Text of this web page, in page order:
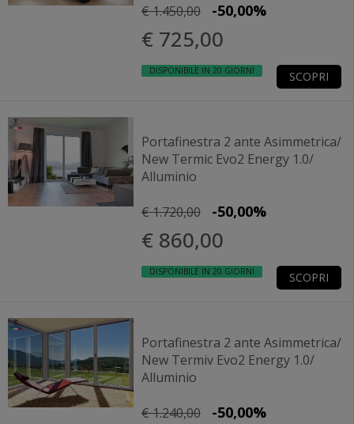
€ 1.450,00 -50,00%
€ 725,00
DISPONIBILE IN 20 GIORNI SCOPRI
Portafinestra 2 ante Asimmetrica/
New Termic Evo2 Energy 1.0/
Alluminio
€ 1.720,00 -50,00%
€ 860,00
DISPONIBILE IN 20 GIORNI SCOPRI
Portafinestra 2 ante Asimmetrica/
New Termiv Evo2 Energy 1.0/
Alluminio
€ 1.240,00 -50,00%